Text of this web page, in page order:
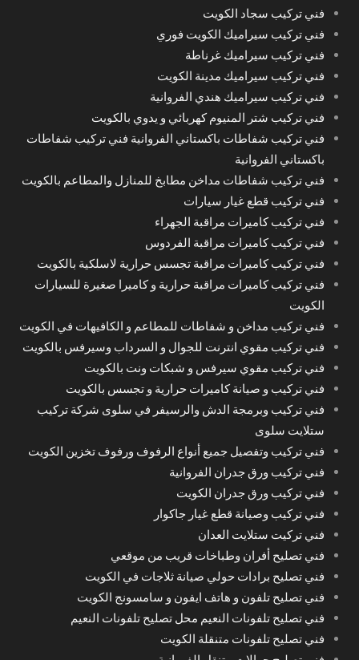
فني تركيب سجاد الكويت
فني تركيب سيراميك الكويت فوري
فني تركيب سيراميك غرناطة
فني تركيب سيراميك مدينة الكويت
فني تركيب سيراميك هندي الفروانية
فني تركيب شتر المنيوم كهربائي و يدوي بالكويت
فني تركيب شفاطات باكستاني الفروانية فني تركيب شفاطات
باكستاني الفروانية
فني تركيب شفاطات مداخن مطابخ للمنازل والمطاعم بالكويت
فني تركيب قطع غيار سيارات
فني تركيب كاميرات مراقبة الجهراء
فني تركيب كاميرات مراقبة الفردوس
فني تركيب كاميرات مراقبة تجسس حرارية لاسلكية بالكويت
فني تركيب كاميرات مراقبة حرارية و كاميرا صغيرة للسيارات
الكويت
فني تركيب مداخن و شفاطات للمطاعم و الكافيهات في الكويت
فني تركيب مقوي انترنت للجوال و السرداب وسيرفس بالكويت
فني تركيب مقوي سيرفس و شبكات ونت بالكويت
فني تركيب و صيانة كاميرات حرارية و تجسس بالكويت
فني تركيب وبرمجة الدش والرسيفر في سلوى شركة تركيب
ستلايت سلوى
فني تركيب وتفصيل جميع أنواع الرفوف ورفوف تخزين الكويت
فني تركيب ورق جدران الفروانية
فني تركيب ورق جدران الكويت
فني تركيب وصيانة قطع غيار جاكوار
فني تركيت ستلايت العدان
فني تصليح أفران وطباخات قريب من موقعي
فني تصليح برادات حولي صيانة ثلاجات في الكويت
فني تصليح تلفون و هاتف ايفون و سامسونج الكويت
فني تصليح تلفونات النعيم محل تصليح تلفونات النعيم
فني تصليح تلفونات متنقلة الكويت